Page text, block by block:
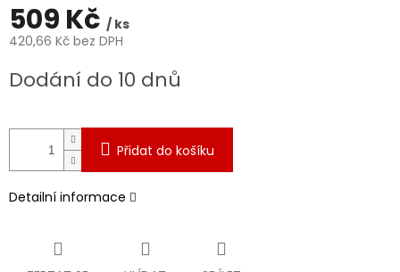
509 Kč / ks
420,66 Kč bez DPH
cena:
Dodání do 10 dnů
Přidat do košíku
Detailní informace